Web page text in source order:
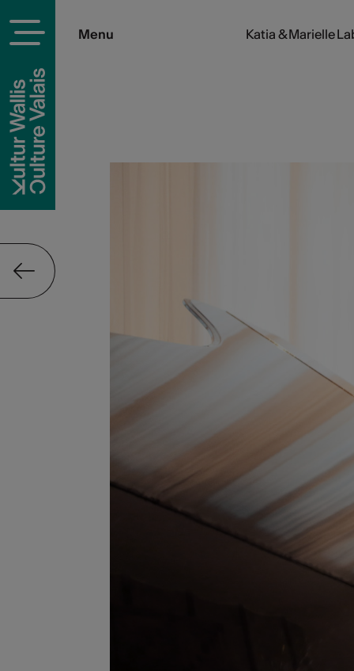
Menu Katia & Marielle